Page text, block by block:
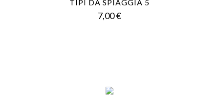
TIPI DA SPIAGGIA 5
7,00 €Prezzo